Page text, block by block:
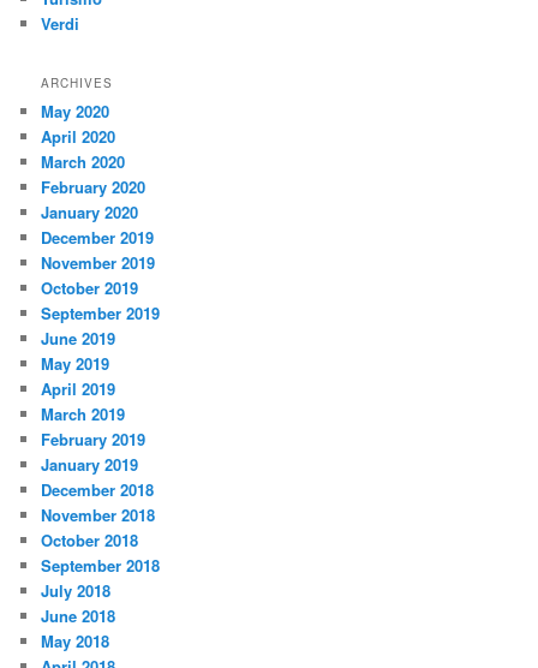
Verdi
ARCHIVES
May 2020
April 2020
March 2020
February 2020
January 2020
December 2019
November 2019
October 2019
September 2019
June 2019
May 2019
April 2019
March 2019
February 2019
January 2019
December 2018
November 2018
October 2018
September 2018
July 2018
June 2018
May 2018